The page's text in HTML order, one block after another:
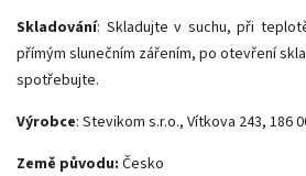
Skladování: Skladujte v suchu, při
přímým slunečním zářením, po otevření
spotřebujte.
Výrobce: Stevikom s.r.o., Vítkova 243, 186
Země původu: Česko